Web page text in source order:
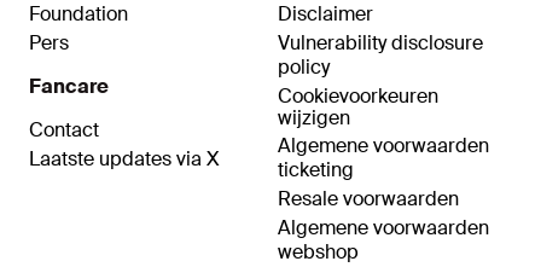
Foundation
Pers
Fancare
Contact
Laatste updates via X
Disclaimer
Vulnerability disclosure
policy
Cookievoorkeuren
wijzigen
Algemene voorwaarden
ticketing
Resale voorwaarden
Algemene voorwaarden
webshop